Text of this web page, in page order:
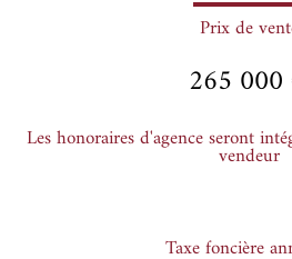
Prix de
265
Les honoraires d'agence seront
vendeur
Taxe foncière